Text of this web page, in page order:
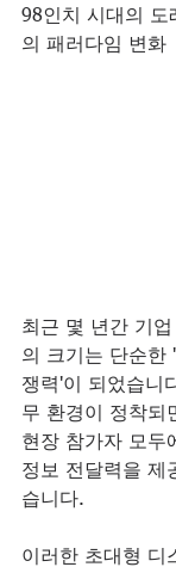
98인치 시대의 도
의 패러다임 변화
최근 몇 년간 기업
의 크기는 단순한
쟁력'이 되었습니
무 환경이 정착되
현장 참가자 모두
정보 전달력을 제
습니다.
이러한 초대형 디